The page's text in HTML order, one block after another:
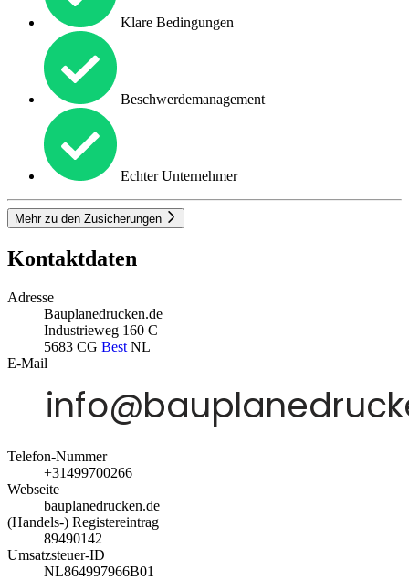
Klare Bedingungen
Beschwerdemanagement
Echter Unternehmer
Mehr zu den Zusicherungen
Kontaktdaten
Adresse
Bauplanedrucken.de
Industrieweg 160 C
5683 CG Best NL
E-Mail
Telefon-Nummer
+31499700266
Webseite
bauplanedrucken.de
(Handels-) Registereintrag
89490142
Umsatzsteuer-ID
NL864997966B01